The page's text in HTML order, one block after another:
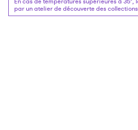
En cas de températures supérieures à 35°,
par un atelier de découverte des